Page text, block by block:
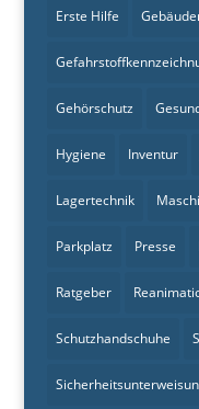
Erste Hilfe
Gehörschutz
Hygiene Inventur
Lagertechnik
Parkplatz Presse
Ratgeber
Schutzhandschuhe